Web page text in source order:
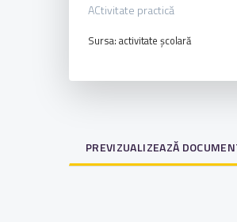
ACtivitate practică
Sursa: activitate școlară
PREVIZUALIZEAZĂ